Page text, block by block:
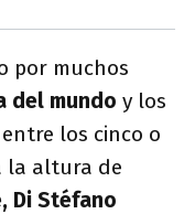
por muchos
del mundo y los
los cinco o
la altura de
Di Stéfano